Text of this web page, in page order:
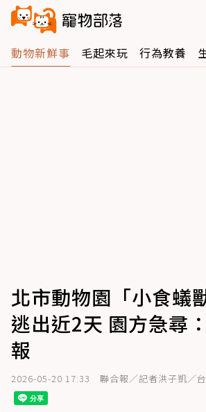
動物新鮮事 毛起來玩 行為教養
北市動物園「小食蟻
逃出近2天 園方急尋
報
2026-05-20 17:33 聯合報／記者洪子凱／